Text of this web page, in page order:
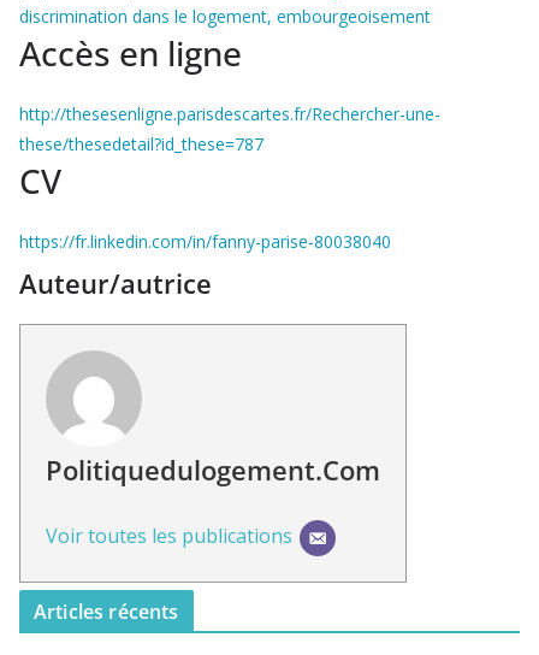
discrimination dans le logement, embourgeoisement
Accès en ligne
http://thesesenligne.parisdescartes.fr/Rechercher-une-
these/thesedetail?id_these=787
CV
https://fr.linkedin.com/in/fanny-parise-80038040
Auteur/autrice
Politiquedulogement.com
Voir toutes les publications
Articles récents